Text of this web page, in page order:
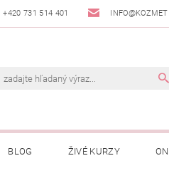
+420 731 514 401
BLOG ŽIVÉ KURZY